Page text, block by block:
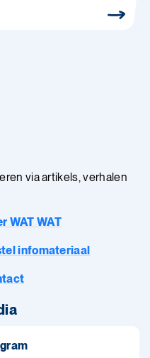
via artikels, verhalen
WAT WAT
infomateriaal